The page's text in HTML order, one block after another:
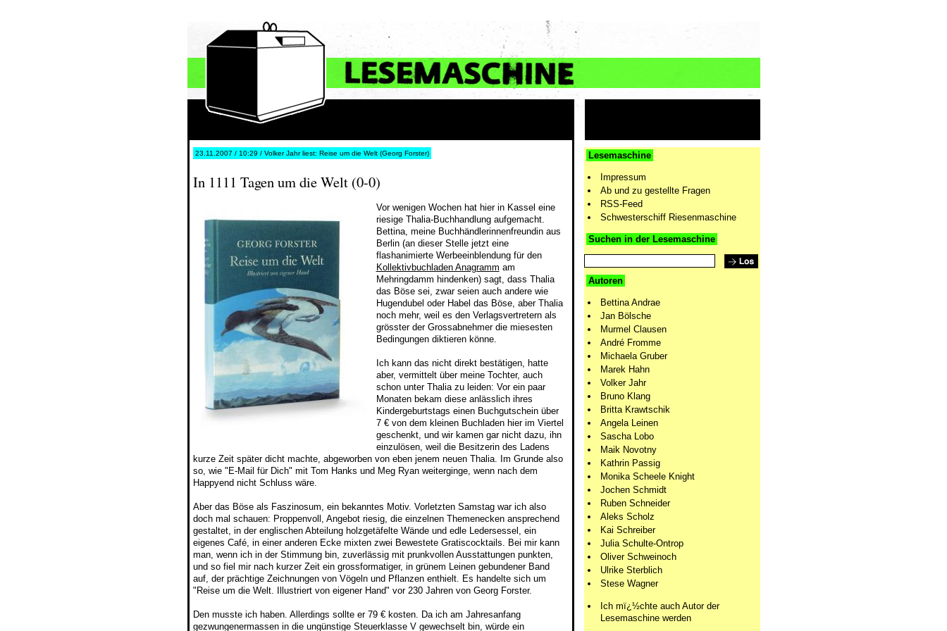
Lesemaschine
Impressum
Ab und zu gestellte Fragen
RSS-Feed
Schwesterschiff Riesenmaschine
Suchen in der Lesemaschine
Autoren
Bettina Andrae
Jan Bölsche
Murmel Clausen
André Fromme
Michaela Gruber
Marek Hahn
Volker Jahr
Bruno Klang
Britta Krawtschik
Angela Leinen
Sascha Lobo
Maik Novotny
Kathrin Passig
Monika Scheele Knight
Jochen Schmidt
Ruben Schneider
Aleks Scholz
Kai Schreiber
Julia Schulte-Ontrop
Oliver Schweinoch
Ulrike Sterblich
Stese Wagner
Ich mï¿½chte auch Autor der
Lesemaschine werden
23.11.2007 / 10:29 / Volker Jahr liest: Reise um die Welt (Georg Forster)
In 1111 Tagen um die Welt (0-0)
Vor wenigen Wochen hat hier in Kassel eine
riesige Thalia-Buchhandlung aufgemacht.
Bettina, meine Buchhändlerinnenfreundin aus
Berlin (an dieser Stelle jetzt eine
flashanimierte Werbeeinblendung für den
Kollektivbuchladen Anagramm am
Mehringdamm hindenken) sagt, dass Thalia
das Böse sei, zwar seien auch andere wie
Hugendubel oder Habel das Böse, aber Thalia
noch mehr, weil es den Verlagsvertretern als
grösster der Grossabnehmer die miesesten
Bedingungen diktieren könne.
Ich kann das nicht direkt bestätigen, hatte
aber, vermittelt über meine Tochter, auch
schon unter Thalia zu leiden: Vor ein paar
Monaten bekam diese anlässlich ihres
Kindergeburtstags einen Buchgutschein über
7 € von dem kleinen Buchladen hier im Viertel
geschenkt, und wir kamen gar nicht dazu, ihn
einzulösen, weil die Besitzerin des Ladens
kurze Zeit später dicht machte, abgeworben von eben jenem neuen Thalia. Im Grunde also
so, wie "E-Mail für Dich" mit Tom Hanks und Meg Ryan weiterginge, wenn nach dem
Happyend nicht Schluss wäre.
Aber das Böse als Faszinosum, ein bekanntes Motiv. Vorletzten Samstag war ich also
doch mal schauen: Proppenvoll, Angebot riesig, die einzelnen Themenecken ansprechend
gestaltet, in der englischen Abteilung holzgetäfelte Wände und edle Ledersessel, ein
eigenes Café, in einer anderen Ecke mixten zwei Bewestete Gratiscocktails. Bei mir kann
man, wenn ich in der Stimmung bin, zuverlässig mit prunkvollen Ausstattungen punkten,
und so fiel mir nach kurzer Zeit ein grossformatiger, in grünem Leinen gebundener Band
auf, der prächtige Zeichnungen von Vögeln und Pflanzen enthielt. Es handelte sich um
"Reise um die Welt. Illustriert von eigener Hand" vor 230 Jahren von Georg Forster.
Den musste ich haben. Allerdings sollte er 79 € kosten. Da ich am Jahresanfang
gezwungenermassen in die ungünstige Steuerklasse V gewechselt bin, würde ein